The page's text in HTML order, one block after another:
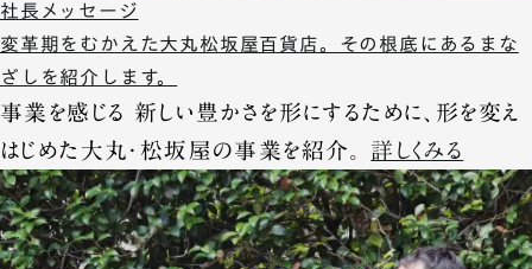
社長メッセージ
変革期をむかえた大丸松坂屋百貨店。その根底にあるまな
ざしを紹介します。
事業を感じる
新しい豊かさを形にするために、形を変え
はじめた大丸・松坂屋の事業を紹介。
詳しくみる